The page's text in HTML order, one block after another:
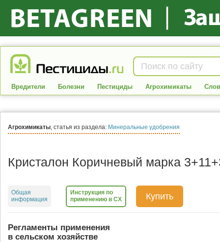
Вредители Болезни Пестициды Агрохимикаты
Агрохимикаты, статья из раздела: Минеральные удобрения
Кристалон Коричневый марка
Общая
информация
Инструкция по
применению в СХ
Купить
Регламенты применения
в сельском хозяйстве